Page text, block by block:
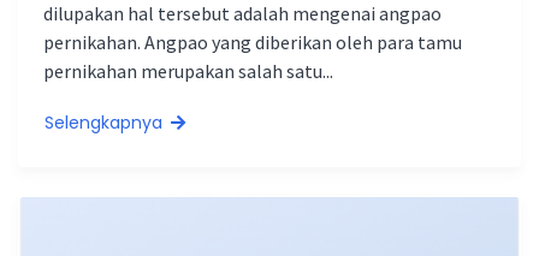
dilupakan hal tersebut adalah mengenai angpao
pernikahan. Angpao yang diberikan oleh para tamu
pernikahan merupakan salah satu...
Selengkapnya